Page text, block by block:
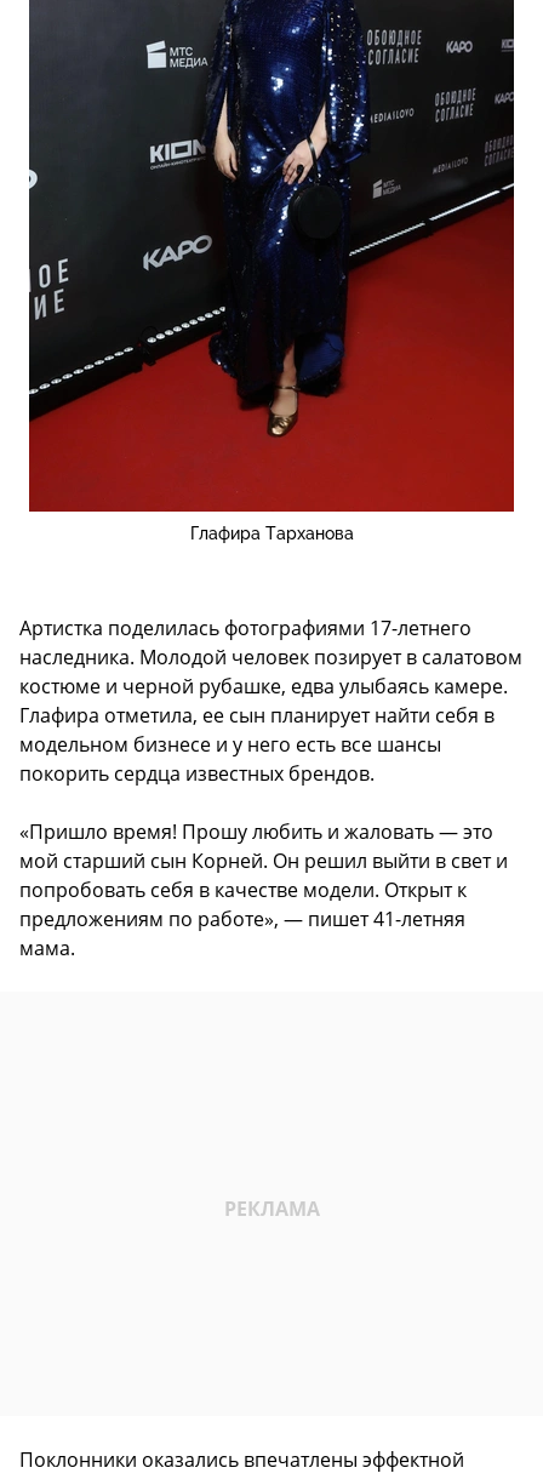
Глафира Тарханова
Артистка поделилась фотографиями 17-летнего
наследника. Молодой человек позирует в салатовом
костюме и черной рубашке, едва улыбаясь камере.
Глафира отметила, ее сын планирует найти себя в
модельном бизнесе и у него есть все шансы
покорить сердца известных брендов.
«Пришло время! Прошу любить и жаловать — это
мой старший сын Корней. Он решил выйти в свет и
попробовать себя в качестве модели. Открыт к
предложениям по работе», — пишет 41-летняя
мама.
Поклонники оказались впечатлены эффектной